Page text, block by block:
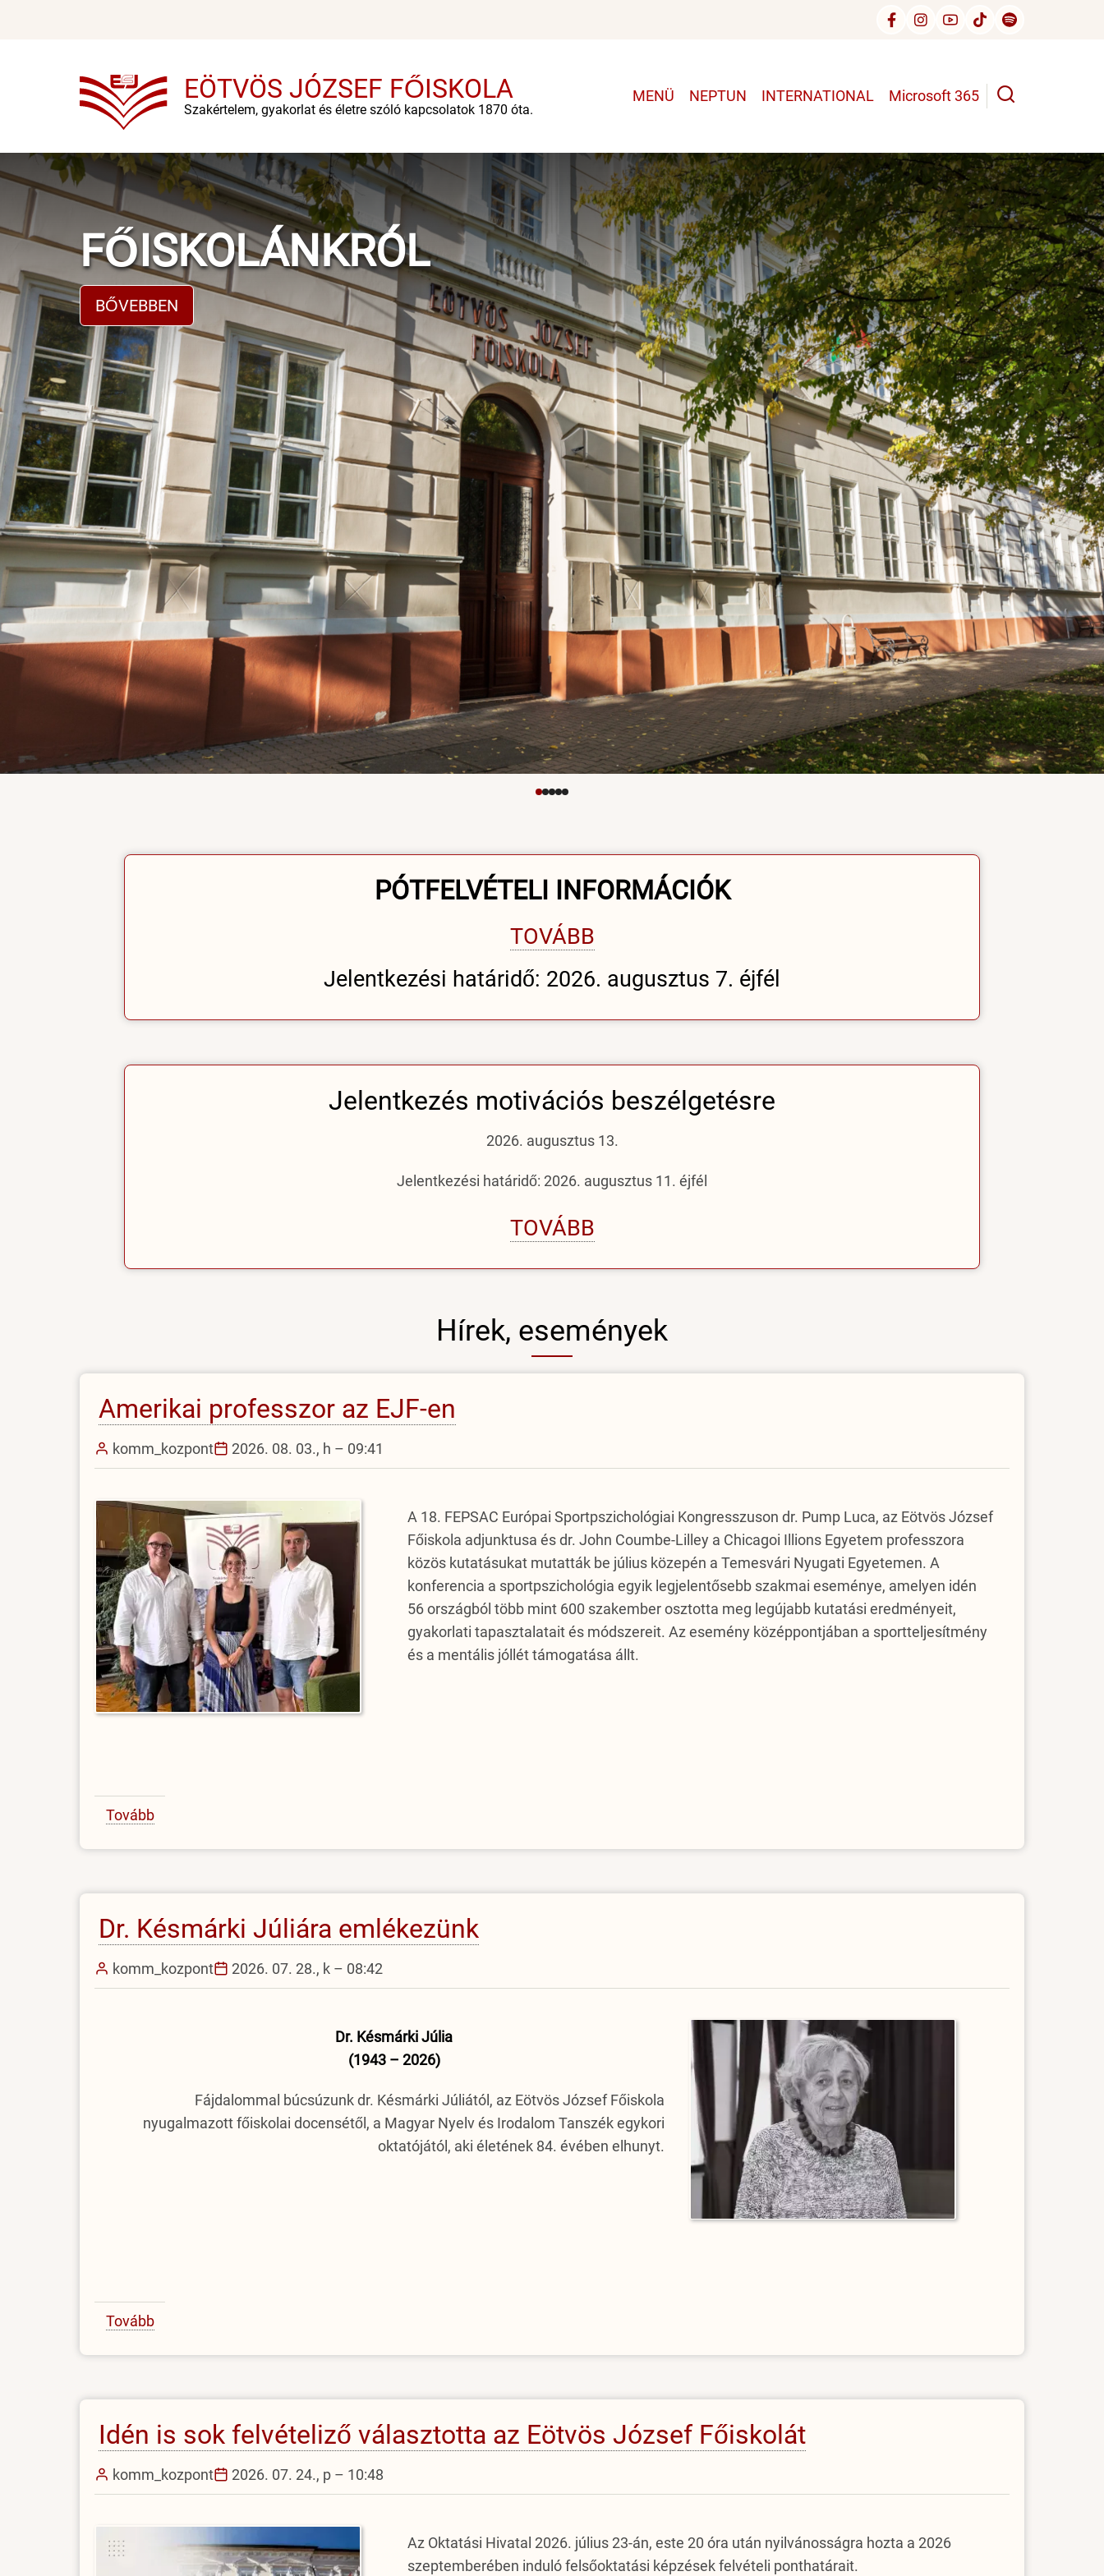
EÖTVÖS JÓZSEF FŐISKOLA
Szakértelem, gyakorlat és életre szóló kapcsolatok 1870 óta.
Main
MENÜ NEPTUN INTERNATIONAL Microsoft 365
FŐISKOLÁNKRÓL
BŐVEBBEN
PÓTFELVÉTELI INFORMÁCIÓK
TOVÁBB
Jelentkezési határidő: 2026. augusztus 7. éjfél
Jelentkezés motivációs beszélgetésre
2026. augusztus 13.
Jelentkezési határidő: 2026. augusztus 11. éjfél
TOVÁBB
Hírek, események
Amerikai professzor az EJF-en
komm_kozpont 2026. 08. 03., h – 09:41
A 18. FEPSAC Európai Sportpszichológiai Kongresszuson dr. Pump Luca, az Eötvös József
Főiskola adjunktusa és dr. John Coumbe-Lilley a Chicagoi Illions Egyetem professzora
közös kutatásukat mutatták be július közepén a Temesvári Nyugati Egyetemen. A
konferencia a sportpszichológia egyik legjelentősebb szakmai eseménye, amelyen idén
56 országból több mint 600 szakember osztotta meg legújabb kutatási eredményeit,
gyakorlati tapasztalatait és módszereit. Az esemény középpontjában a sportteljesítmény
és a mentális jóllét támogatása állt.
Tovább(Amerikai
Dr. Késmárki Júliára emlékezünk
komm_kozpont 2026. 07. 28., k – 08:42
Dr. Késmárki Júlia
(1943 – 2026)
Fájdalommal búcsúzunk dr. Késmárki Júliától, az Eötvös József Főiskola
nyugalmazott főiskolai docensétől, a Magyar Nyelv és Irodalom Tanszék egykori
oktatójától, aki életének 84. évében elhunyt.
Tovább(Dr.
Idén is sok felvételiző választotta az Eötvös József Főiskolát
komm_kozpont 2026. 07. 24., p – 10:48
Az Oktatási Hivatal 2026. július 23-án, este 20 óra után nyilvánosságra hozta a 2026
szeptemberében induló felsőoktatási képzések felvételi ponthatárait.